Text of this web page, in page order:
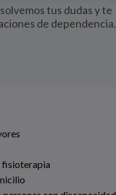
tus dudas y te
de dependencia.
fisioterapia